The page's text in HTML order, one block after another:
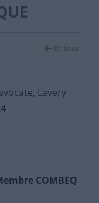
Retour
Lavery
COMBEQ